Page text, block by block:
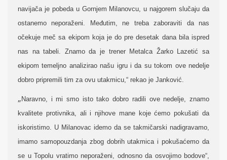
navijača je pobeda u Gornjem Milanovcu, u najgorem slučaju da
ostanemo neporaženi. Međutim, ne treba zaboraviti da nas
očekuje meč sa ekipom koja je do pre desetak dana bila ispred
nas na tabeli. Znamo da je trener Metalca Žarko Lazetić sa
ekipom temeljno analizirao našu igru i da su tokom ove nedelje
dobro pripremili tim za ovu utakmicu,“ rekao je Janković.
„ Naravno, i mi smo isto tako dobro radili ove nedelje, znamo
kvalitete protivnika, ali i njihove mane koje ćemo pokušati da
iskoristimo. U Milanovac idemo da se takmičarski nadigravamo,
imamo samopouzdanja zbog dobrih utakmica i pokušaćemo da
se u Topolu vratimo neporaženi, odnosno da osvojimo bodove“,